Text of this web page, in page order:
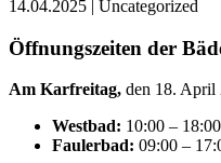
14.04.2025 | Uncategorized
Öffnungszeiten der
Am Karfreitag, den 18. April
Westbad: 10:00 –
Faulerbad: 09:00 –